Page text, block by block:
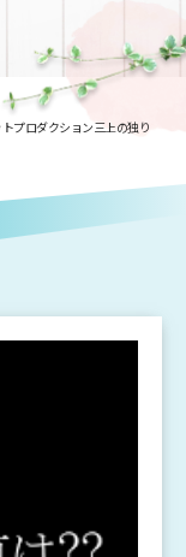
プロダクション三上の独り